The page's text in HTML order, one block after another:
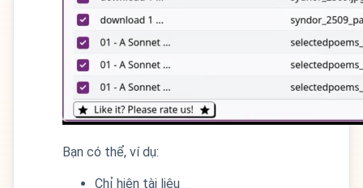
Bạn có thể, ví dụ:
Chỉ hiện tài liệu